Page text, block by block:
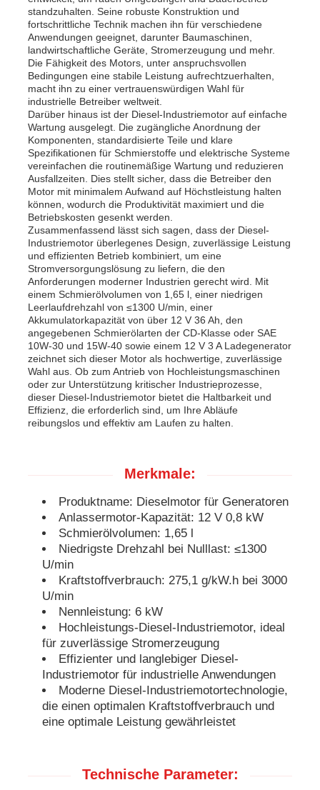
Dieselgeneratorsatz
Benzingenerator-Satz
Inverter-Generator-Set
Portables Generatorset
Industrieller Generatorsatz
Digitaler Generatorsatz
Open Frame Generator
schalldichter Generatorsatz
Hauptgebrauchsgenerator
Generatorwartung
Schweißgeneratorsatz
Dieselmotor des Generators
Abwasserpumpe
standzuhalten. Seine robuste Konstruktion und
fortschrittliche Technik machen ihn für verschiedene
Anwendungen geeignet, darunter Baumaschinen,
landwirtschaftliche Geräte, Stromerzeugung und mehr.
Die Fähigkeit des Motors, unter anspruchsvollen
Bedingungen eine stabile Leistung aufrechtzuerhalten,
macht ihn zu einer vertrauenswürdigen Wahl für
industrielle Betreiber weltweit.
Darüber hinaus ist der Diesel-Industriemotor auf einfache
Wartung ausgelegt. Die zugängliche Anordnung der
Komponenten, standardisierte Teile und klare
Spezifikationen für Schmierstoffe und elektrische Systeme
vereinfachen die routinemäßige Wartung und reduzieren
Ausfallzeiten. Dies stellt sicher, dass die Betreiber den
Motor mit minimalem Aufwand auf Höchstleistung halten
können, wodurch die Produktivität maximiert und die
Betriebskosten gesenkt werden.
Zusammenfassend lässt sich sagen, dass der Diesel-
Industriemotor überlegenes Design, zuverlässige Leistung
und effizienten Betrieb kombiniert, um eine
Stromversorgungslösung zu liefern, die den
Anforderungen moderner Industrien gerecht wird. Mit
einem Schmierölvolumen von 1,65 l, einer niedrigen
Leerlaufdrehzahl von ≤1300 U/min, einer
Akkumulatorkapazität von über 12 V 36 Ah, den
angegebenen Schmierölarten der CD-Klasse oder SAE
10W-30 und 15W-40 sowie einem 12 V 3 A Ladegenerator
zeichnet sich dieser Motor als hochwertige, zuverlässige
Wahl aus. Ob zum Antrieb von Hochleistungsmaschinen
oder zur Unterstützung kritischer Industrieprozesse,
dieser Diesel-Industriemotor bietet die Haltbarkeit und
Effizienz, die erforderlich sind, um Ihre Abläufe
reibungslos und effektiv am Laufen zu halten.
Merkmale:
Produktname: Dieselmotor für Generatoren
Anlassermotor-Kapazität: 12 V 0,8 kW
Schmierölvolumen: 1,65 l
Niedrigste Drehzahl bei Nulllast: ≤1300
U/min
Kraftstoffverbrauch: 275,1 g/kW.h bei 3000
U/min
Nennleistung: 6 kW
Hochleistungs-Diesel-Industriemotor, ideal
für zuverlässige Stromerzeugung
Effizienter und langlebiger Diesel-
Industriemotor für industrielle Anwendungen
Moderne Diesel-Industriemotortechnologie,
die einen optimalen Kraftstoffverbrauch und
eine optimale Leistung gewährleistet
Technische Parameter: